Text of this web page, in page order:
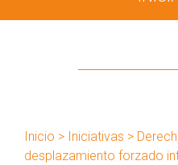
búsqueda
Inicio > Iniciativas >
desplazamiento forzado